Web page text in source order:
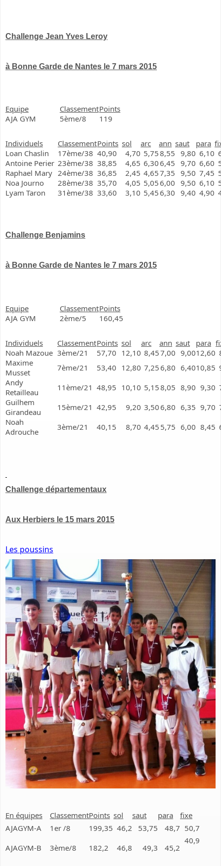
Challenge Jean Yves Leroy
à Bonne Garde de Nantes le 7 mars 2015
Equipe ClassementPoints
AJA GYM
5ème/8 119
Individuels ClassementPoints sol arc ann saut para
Loan Chaslin
17ème/38 40,90 4,70 5,758,55 9,80 6,10
Antoine Perier 23ème/38 38,85 4,65 6,306,45 9,70 6,60
Raphael Mary 24ème/38 36,85 2,45 4,657,35 9,50 7,45
Noa Journo
28ème/38 35,70 4,05 5,056,00 9,50 6,10
Lyam Taron
31ème/38 33,60 3,10 5,456,30 9,40 4,90
Challenge Benjamins
à Bonne Garde de Nantes le 7 mars 2015
Equipe ClassementPoints
AJA GYM
2ème/5 160,45
Individuels ClassementPoints sol arc ann saut para
Noah Mazoue 3ème/21 57,70 12,10 8,457,00 9,0012,60
Maxime
Musset
7ème/21 53,40 12,80 7,256,80 6,4010,85
Andy
Retailleau
11ème/21 48,95 10,10 5,158,05 8,90 9,30
Guilhem
Girandeau
15ème/21 42,95 9,20 3,506,80 6,35 9,70
Noah
Adrouche
3ème/21 40,15 8,70 4,45 5,75 6,00 8,45
Challenge départementaux
Aux Herbiers le 15 mars 2015
Les poussins
En équipes ClassementPoints sol saut para
fixe
AJAGYM-A
1er /8 199,35 46,2 53,75 48,7 50,7
AJAGYM-B
3ème/8 182,2 46,8 49,3 45,2
40,9